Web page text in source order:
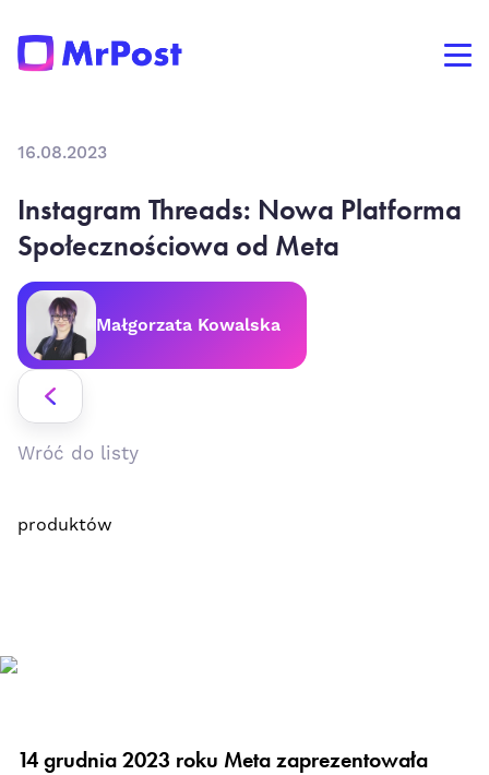
Wróć do listy
produktów
16.08.2023
Instagram Threads: Nowa Platforma
Społecznościowa od Meta
Małgorzata Kowalska
14 grudnia 2023 roku Meta zaprezentowała